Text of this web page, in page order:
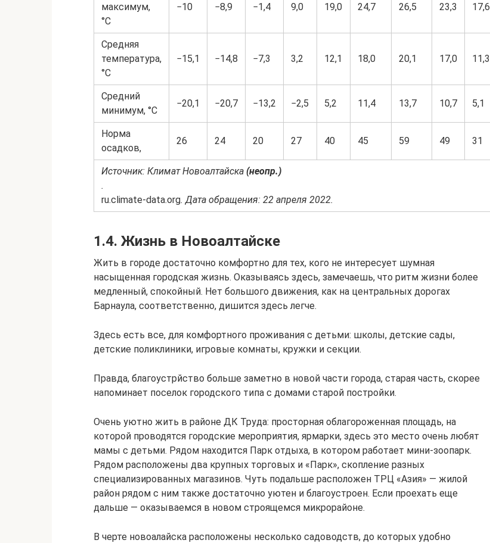
максимум,
°C
−10 −8,9 −1,4 9,0 19,0 24,7 26,5 23,3 17,6
Средняя
температура,
°C
−15,1 −14,8 −7,3 3,2 12,1 18,0 20,1 17,0 11,3
Средний
минимум, °C
−20,1 −20,7 −13,2 −2,5 5,2 11,4 13,7 10,7 5,1
Норма
осадков,
26 24 20 27 40 45 59 49 31
Источник: Климат Новоалтайска (неопр.)
.
ru.climate-data.org. Дата обращения: 22 апреля 2022.
1.4. Жизнь в Новоалтайске
Жить в городе достаточно комфортно для тех, кого не интересует шумная
насыщенная городская жизнь. Оказываясь здесь, замечаешь, что ритм жизни более
медленный, спокойный. Нет большого движения, как на центральных дорогах
Барнаула, соответственно, дишится здесь легче.
Здесь есть все, для комфортного проживания с детьми: школы, детские сады,
детские поликлиники, игровые комнаты, кружки и секции.
Правда, благоустрйство больше заметно в новой части города, старая часть, скорее
напоминает поселок городского типа с домами старой постройки.
Очень уютно жить в районе ДК Труда: просторная облагороженная площадь, на
которой проводятся городские мероприятия, ярмарки, здесь это место очень любят
мамы с детьми. Рядом находится Парк отдыха, в котором работает мини-зоопарк.
Рядом расположены два крупных торговых и «Парк», скопление разных
специализированных магазинов. Чуть подальше расположен ТРЦ «Азия» — жилой
район рядом с ним также достаточно уютен и благоустроен. Если проехать еще
дальше — оказываемся в новом строящемся микрорайоне.
В черте новоалайска расположены несколько садоводств, до которых удобно